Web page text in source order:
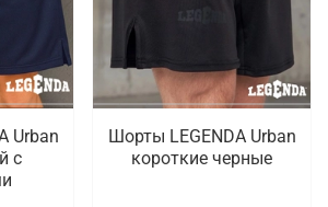
которые отличаются
Проводится доставка
Urban
с
Шорты LEGENDA Urban
короткие черные